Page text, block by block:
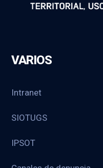
VARIOS
Intranet
SIOTUGS
IPSOT